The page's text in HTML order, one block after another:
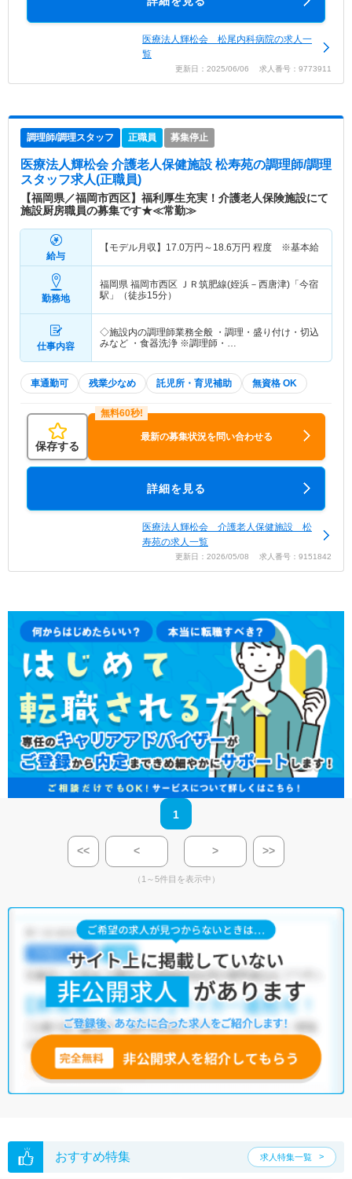
医療法人輝松会 松尾内科病院の求人一
覧
更新日：2025/06/06 求人番号：9773911
調理師/調理スタッフ 正職員 募集停止
医療法人輝松会 介護老人保健施設 松寿苑の調理師/調理
スタッフ求人(正職員)
【福岡県／福岡市西区】福利厚生充実！介護老人保険施設にて
施設厨房職員の募集です★≪常勤≫
給与
【モデル月収】 17.0万円～ 18.6万円 程度 ※基本給
勤務地
福岡県 福岡市西区 ＪＲ筑肥線(姪浜－西唐津)「今宿
駅」（徒歩15分）
仕事内容
◇施設内の調理師業務全般 ・調理・盛り付け・切込
みなど ・食器洗浄 ※調理師・…
車通勤可 残業少なめ 託児所・育児補助 無資格 OK
保存する
最新の募集状況を問い合わせる
詳細を見る
医療法人輝松会 介護老人保健施設 松
寿苑の求人一覧
更新日：2026/05/08 求人番号：9151842
1
<< < > >>
（1～5件目を表示中）
おすすめ特集 求人特集一覧